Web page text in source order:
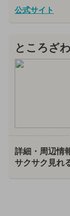
公式サイト
ところざ
詳細・周辺情
サクサク見れ